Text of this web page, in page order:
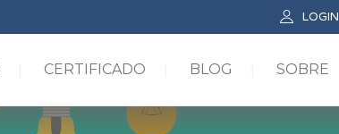
LOGIN
CERTIFICADO BLOG SOBRE